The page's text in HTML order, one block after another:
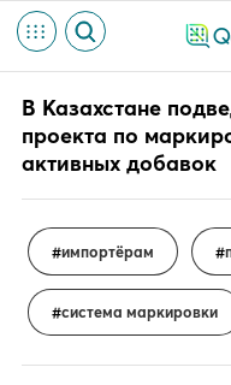
В Казахстане
проекта по
активных добавок
импортёрам
система маркировки